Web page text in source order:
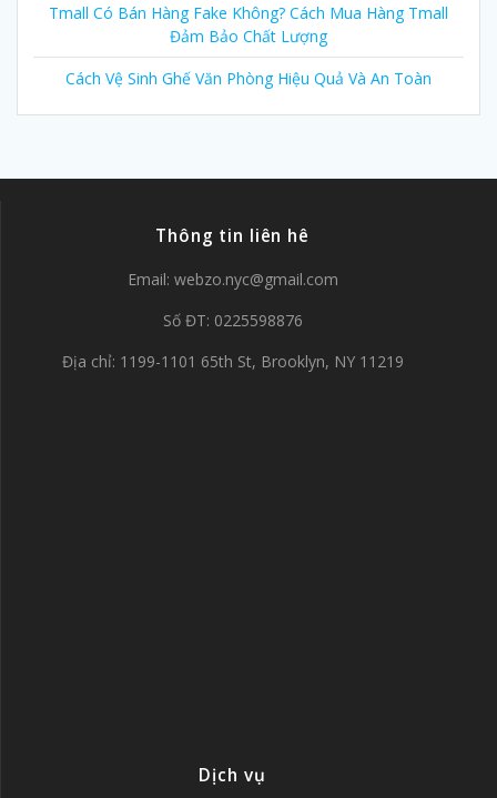
Tmall Có Bán Hàng Fake Không? Cách Mua Hàng Tmall
Đảm Bảo Chất Lượng
Cách Vệ Sinh Ghế Văn Phòng Hiệu Quả Và An Toàn
Thông tin liên hê
Email: webzo.nyc@gmail.com
Số ĐT: 0225598876
Địa chỉ: 1199-1101 65th St, Brooklyn, NY 11219
Dịch vụ